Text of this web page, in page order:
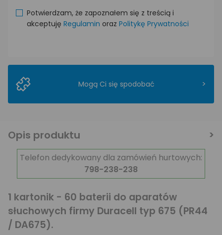
Potwierdzam, że zapoznałem się z treścią i
akceptuję Regulamin oraz Politykę Prywatności
Mogą Ci się spodobać >
Opis produktu
Telefon dedykowany dla zamówień hurtowych:
798-238-238
1 kartonik - 60 baterii do aparatów
słuchowych firmy Duracell typ 675 (PR44
/ DA675).